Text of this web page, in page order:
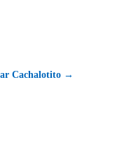
Cachalotito →